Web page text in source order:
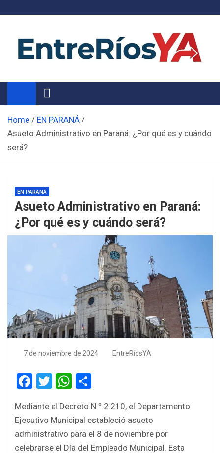
Noticias de Entre Ríos
Información de toda la provincia ahora
Home
EN PARANÁ
Asueto Administrativo en Paraná: ¿Por qué es y cuándo
será?
EN PARANÁ
Asueto Administrativo en Paraná:
¿Por qué es y cuándo será?
7 de noviembre de 2024 EntreRíosYA
F
ce
b
o
T
tt
er
W
at
s
A
ar
e
Mediante el Decreto N.º 2.210, el Departamento
Ejecutivo Municipal estableció asueto
administrativo para el 8 de noviembre por
celebrarse el Día del Empleado Municipal. Esta